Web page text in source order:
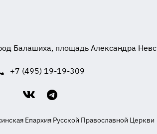
Балашиха, площадь Александра
+7 (495) 19-19-309
Епархия Русской Православной Церкви